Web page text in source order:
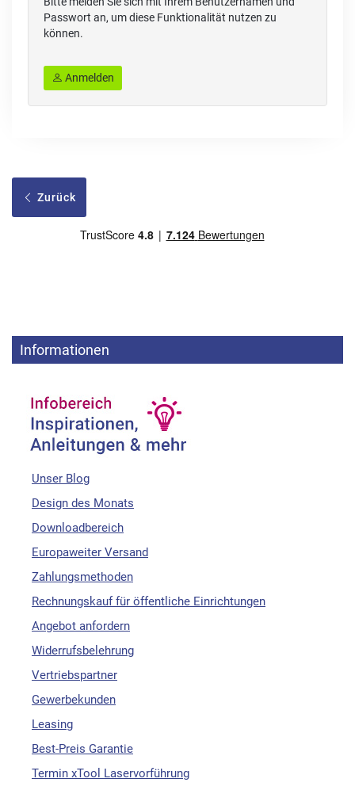
Passwort an, um diese Funktionalität nutzen zu
können.
Anmelden
Zurück
Informationen
Unser Blog
Design des Monats
Downloadbereich
Europaweiter Versand
Zahlungsmethoden
Rechnungskauf für öffentliche Einrichtungen
Angebot anfordern
Widerrufsbelehrung
Vertriebspartner
Gewerbekunden
Leasing
Best-Preis Garantie
Termin xTool Laservorführung